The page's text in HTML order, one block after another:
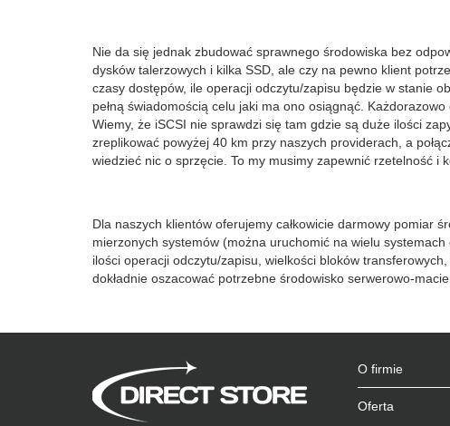
Nie da się jednak zbudować sprawnego środowiska bez
dysków talerzowych i kilka SSD, ale czy na pewno klient
czasy dostępów, ile operacji odczytu/zapisu będzie w stanie
pełną świadomością celu jaki ma ono osiągnąć.
Wiemy, że iSCSI nie sprawdzi się tam gdzie są duże ilości
zreplikować powyżej 40 km przy naszych providerach, a
wiedzieć nic o sprzęcie. To my musimy zapewnić rzetelność i
Dla naszych klientów oferujemy całkowicie darmowy pomiar
mierzonych systemów (można uruchomić na wielu
ilości operacji odczytu/zapisu, wielkości bloków
dokładnie oszacować potrzebne środowisko serwerowo-
O firmie
Oferta